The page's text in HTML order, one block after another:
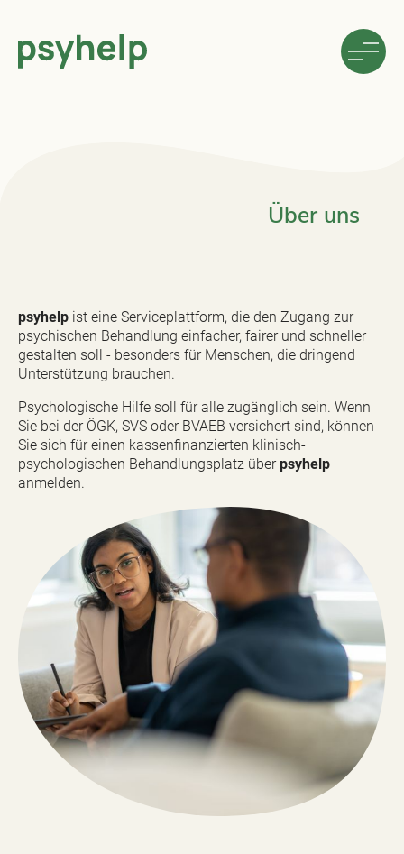
Über uns
psyhelp ist eine Serviceplattform, die den Zugang zur
psychischen Behandlung einfacher, fairer und schneller
gestalten soll - besonders für Menschen, die dringend
Unterstützung brauchen.
Psychologische Hilfe soll für alle zugänglich sein. Wenn
Sie bei der ÖGK, SVS oder BVAEB versichert sind, können
Sie sich für einen kassenfinanzierten klinisch-
psychologischen Behandlungsplatz überpsyhelp
anmelden.